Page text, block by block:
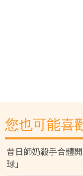
您也可能喜
昔日師奶殺手合體
球」